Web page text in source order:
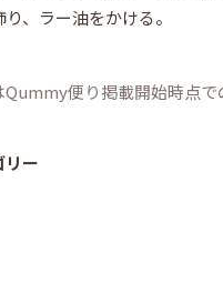
、ラー油をかける。
Qummy便り掲載開始時点
リー